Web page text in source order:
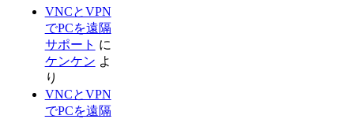
VNCとVPN
でPCを遠隔
サポート に
ケンケン よ
り
VNCとVPN
でPCを遠隔